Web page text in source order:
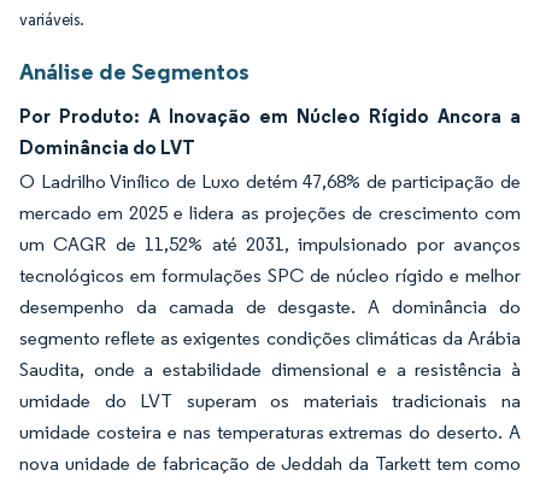
variáveis.
Análise de Segmentos
Por Produto: A Inovação em Núcleo Rígido Ancora a
Dominância do LVT
O Ladrilho Vinílico de Luxo detém 47,68% de participação de
mercado em 2025 e lidera as projeções de crescimento com
um CAGR de 11,52% até 2031, impulsionado por avanços
tecnológicos em formulações SPC de núcleo rígido e melhor
desempenho da camada de desgaste. A dominância do
segmento reflete as exigentes condições climáticas da Arábia
Saudita, onde a estabilidade dimensional e a resistência à
umidade do LVT superam os materiais tradicionais na
umidade costeira e nas temperaturas extremas do deserto. A
nova unidade de fabricação de Jeddah da Tarkett tem como